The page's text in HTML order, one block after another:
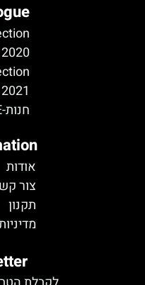
2020
2021
חנות-SALE
אודות
צור
תקנון